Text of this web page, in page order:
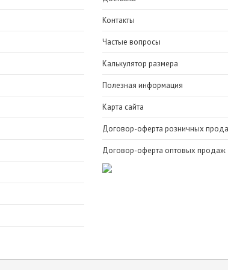
Контакты
Частые вопросы
Калькулятор размера
Полезная информация
Карта сайта
Договор-оферта розничных
Договор-оферта оптовых продаж